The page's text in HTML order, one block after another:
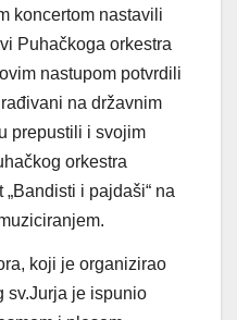
koncertom nastavili
Puhačkoga orkestra
nastupom potvrdili
na državnim
prepustili i svojim
orkestra
i pajdaši“ na
koji je organizirao
sv.Jurja je ispunio